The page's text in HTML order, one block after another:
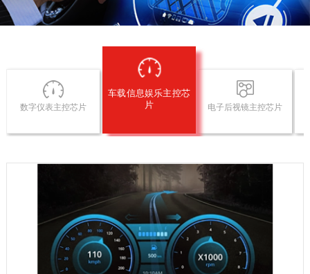
数字仪表主控芯片
车载信息娱乐主控芯
片
电子后视镜主控芯片